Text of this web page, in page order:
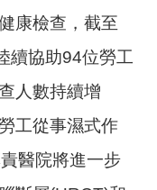
康檢查，截至
續協助94位勞工
人數持續增
工從事濕式作
醫院將進一步